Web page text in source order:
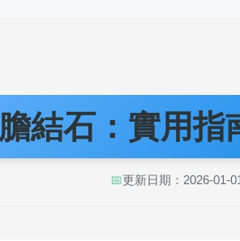
結石：實用指
📅更新日期：2026-01-